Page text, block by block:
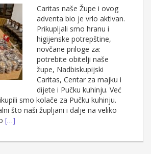
Caritas naše Župe i ovog
adventa bio je vrlo aktivan.
Prikupljali smo hranu i
higijenske potrepštine,
novčane priloge za:
potrebite obitelji naše
župe, Nadbiskupijski
Caritas, Centar za majku i
dijete i Pučku kuhinju. Već
smo kolače za Pučku kuhinju.
što naši župljani i dalje na veliko
[…]